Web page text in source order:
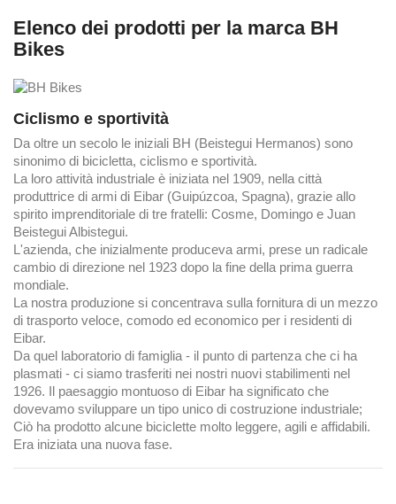
Elenco dei prodotti per la marca BH
Bikes
Ciclismo e sportività
Da oltre un secolo le iniziali BH (Beistegui Hermanos) sono
sinonimo di bicicletta, ciclismo e sportività.
La loro attività industriale è iniziata nel 1909, nella città
produttrice di armi di Eibar (Guipúzcoa, Spagna), grazie allo
spirito imprenditoriale di tre fratelli: Cosme, Domingo e Juan
Beistegui Albistegui.
L'azienda, che inizialmente produceva armi, prese un radicale
cambio di direzione nel 1923 dopo la fine della prima guerra
mondiale.
La nostra produzione si concentrava sulla fornitura di un mezzo
di trasporto veloce, comodo ed economico per i residenti di
Eibar.
Da quel laboratorio di famiglia - il punto di partenza che ci ha
plasmati - ci siamo trasferiti nei nostri nuovi stabilimenti nel
1926. Il paesaggio montuoso di Eibar ha significato che
dovevamo sviluppare un tipo unico di costruzione industriale;
Ciò ha prodotto alcune biciclette molto leggere, agili e affidabili.
Era iniziata una nuova fase.